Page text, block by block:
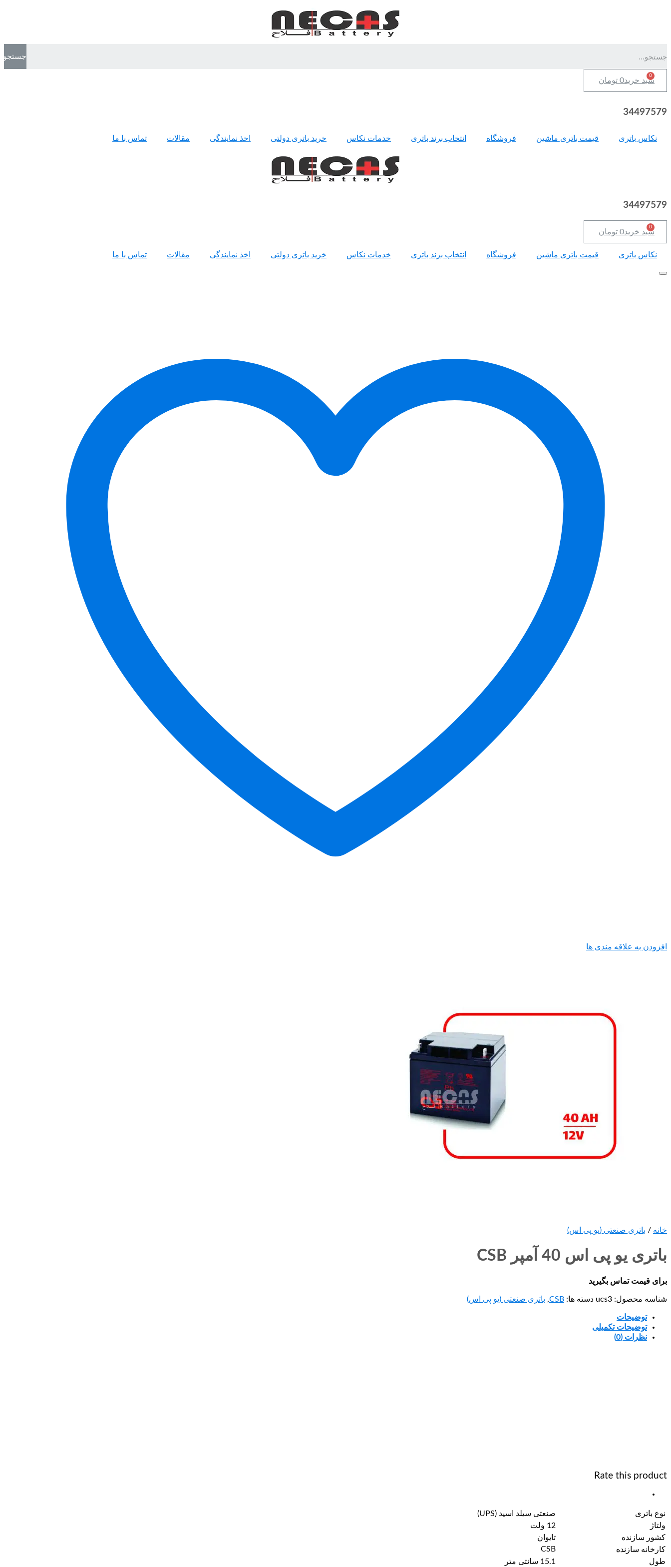
جستجو
0 تومان سبد خرید
34497579
نکاس باتری قیمت باتری ماشین فروشگاه انتخاب برند باتری خدمات نکاس خرید باتری دولتی اخذ نمایندگی مقالات تماس با ما
34497579
0 تومان سبد خرید
نکاس باتری قیمت باتری ماشین فروشگاه انتخاب برند باتری خدمات نکاس خرید باتری دولتی اخذ نمایندگی مقالات تماس با ما
افزودن به علاقه مندی ها
خانه / باتری صنعتی (یو پی اس)
باتری یو پی اس 40 آمپر CSB
برای قیمت تماس بگیرید
شناسه محصول: ucs3 دسته ها: CSB
, باتری صنعتی (یو پی اس)
توضیحات
توضیحات تکمیلی
نظرات (0)
Rate this product
نوع باتری
صنعتی سیلد اسید (UPS)
ولتاژ
12 ولت
کشور سازنده
تایوان
کارخانه سازنده
CSB
طول
15.1 سانتی متر